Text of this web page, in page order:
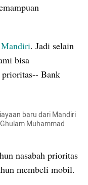
. Jadi selain
bisa
prioritas-- Bank
baru dari Mandiri
Muhammad
nasabah prioritas
membeli mobil.